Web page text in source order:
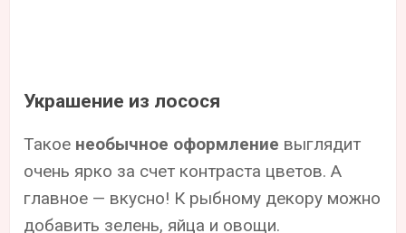
Украшение из лосося
Такое необычное оформление выглядит
очень ярко за счет контраста цветов. А
главное — вкусно! К рыбному декору можно
добавить зелень, яйца и овощи.